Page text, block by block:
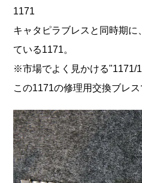
1171
キャタピラブレスと同時期
ている1171。
※市場でよく見かける"1171/
この1171の修理用交換ブレス